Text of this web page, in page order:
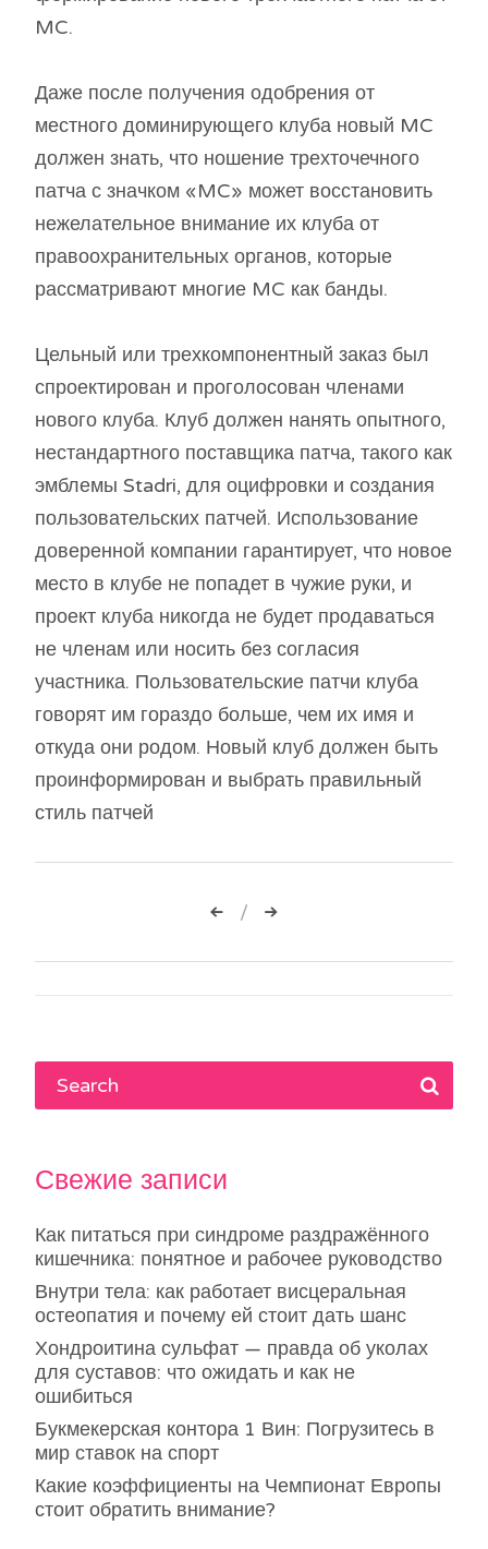
MC.
Даже после получения одобрения от
местного доминирующего клуба новый MC
должен знать, что ношение трехточечного
патча с значком «MC» может восстановить
нежелательное внимание их клуба от
правоохранительных органов, которые
рассматривают многие MC как банды.
Цельный или трехкомпонентный заказ был
спроектирован и проголосован членами
нового клуба. Клуб должен нанять опытного,
нестандартного поставщика патча, такого как
эмблемы Stadri, для оцифровки и создания
пользовательских патчей. Использование
доверенной компании гарантирует, что новое
место в клубе не попадет в чужие руки, и
проект клуба никогда не будет продаваться
не членам или носить без согласия
участника. Пользовательские патчи клуба
говорят им гораздо больше, чем их имя и
откуда они родом. Новый клуб должен быть
проинформирован и выбрать правильный
стиль патчей
Навигация
по
Свежие записи
Как питаться при синдроме раздражённого
кишечника: понятное и рабочее руководство
Внутри тела: как работает висцеральная
остеопатия и почему ей стоит дать шанс
Хондроитина сульфат — правда об уколах
для суставов: что ожидать и как не
ошибиться
Букмекерская контора 1 Вин: Погрузитесь в
мир ставок на спорт
Какие коэффициенты на Чемпионат Европы
стоит обратить внимание?